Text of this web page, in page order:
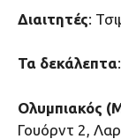
Διαιτητές:
Τα δεκάλεπτα
Ολυμπιακός
Γουόρντ 2,